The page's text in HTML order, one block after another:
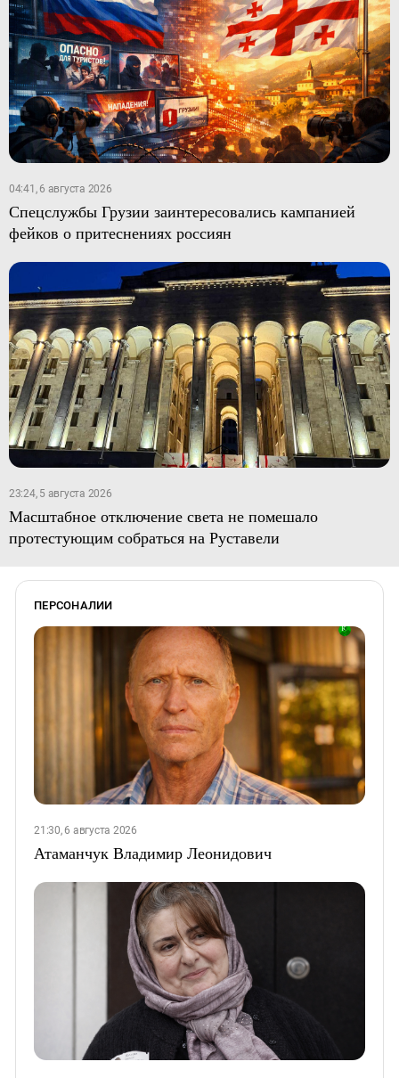
04:41, 6 августа 2026
Спецслужбы Грузии заинтересовались кампанией
фейков о притеснениях россиян
23:24, 5 августа 2026
Масштабное отключение света не помешало
протестующим собраться на Руставели
ПЕРСОНАЛИИ
21:30, 6 августа 2026
Атаманчук Владимир Леонидович